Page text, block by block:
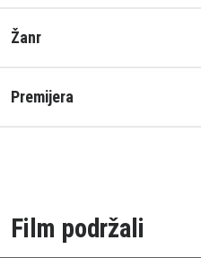
Žanr
Premijera
Film podržali